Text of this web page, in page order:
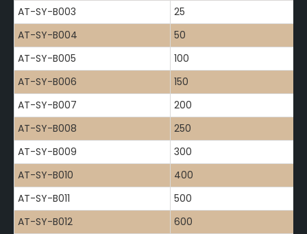
AT-SY-B003
25
AT-SY-B004
50
AT-SY-B005
100
AT-SY-B006
150
AT-SY-B007
200
AT-SY-B008
250
AT-SY-B009
300
AT-SY-B010
400
AT-SY-B011
500
AT-SY-B012
600